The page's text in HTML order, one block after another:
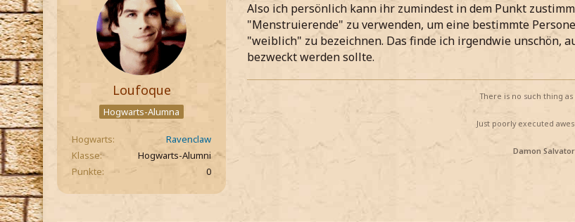
Loufoque
Hogwarts-Alumna
Hogwarts
Ravenclaw
Klasse
Hogwarts-Alumni
Punkte
0
Also ich persönlich kann ihr zumindest in dem Punkt
"Menstruierende" zu verwenden, um eine bestimmte
"weiblich" zu bezeichnen. Das finde ich irgendwie unschön,
bezweckt werden sollte.
There is no such thing as
Just poorly executed
Damon